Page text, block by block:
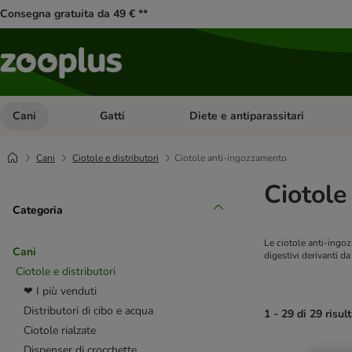
Consegna gratuita da 49 € **
Cani Apri Menu Categoria: Cani
Gatti Apri Menu Categoria: Gatti
Diete e antiparassitari
Cani Ciotole e distributori Ciotole anti-ingozzamento
Categoria
Cani
Ciotole e distributori
❤ I più venduti
Distributori di cibo e acqua
Ciotole rialzate
Le ciotole anti-
digestivi derivanti
1 - 29 di 29